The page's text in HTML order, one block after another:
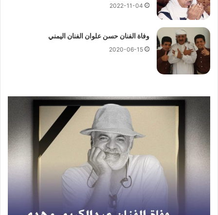
2022-11-04
وفاة الفنان حسن علوان الفنان اليمني
2020-06-15